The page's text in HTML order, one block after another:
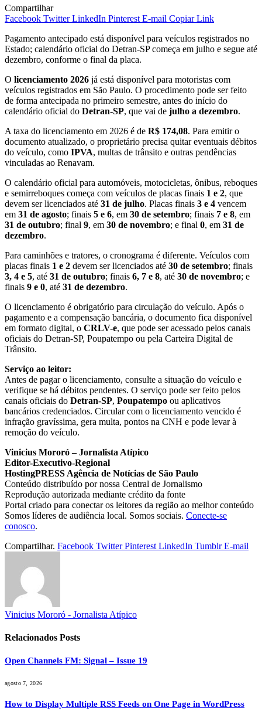
Compartilhar
Facebook Twitter LinkedIn Pinterest E-mail Copiar Link
Pagamento antecipado está disponível para veículos registrados no
Estado; calendário oficial do Detran-SP começa em julho e segue até
dezembro, conforme o final da placa.
O licenciamento 2026 já está disponível para motoristas com
veículos registrados em São Paulo. O procedimento pode ser feito
de forma antecipada no primeiro semestre, antes do início do
calendário oficial do Detran-SP, que vai de julho a dezembro.
A taxa do licenciamento em 2026 é de R$ 174,08. Para emitir o
documento atualizado, o proprietário precisa quitar eventuais débitos
do veículo, como IPVA, multas de trânsito e outras pendências
vinculadas ao Renavam.
O calendário oficial para automóveis, motocicletas, ônibus, reboques
e semirreboques começa com veículos de placas finais 1 e 2, que
devem ser licenciados até 31 de julho. Placas finais 3 e 4 vencem
em 31 de agosto; finais 5 e 6, em 30 de setembro; finais 7 e 8, em
31 de outubro; final 9, em 30 de novembro; e final 0, em 31 de
dezembro.
Para caminhões e tratores, o cronograma é diferente. Veículos com
placas finais 1 e 2 devem ser licenciados até 30 de setembro; finais
3, 4 e 5, até 31 de outubro; finais 6, 7 e 8, até 30 de novembro; e
finais 9 e 0, até 31 de dezembro.
O licenciamento é obrigatório para circulação do veículo. Após o
pagamento e a compensação bancária, o documento fica disponível
em formato digital, o CRLV-e, que pode ser acessado pelos canais
oficiais do Detran-SP, Poupatempo ou pela Carteira Digital de
Trânsito.
Serviço ao leitor:
Antes de pagar o licenciamento, consulte a situação do veículo e
verifique se há débitos pendentes. O serviço pode ser feito pelos
canais oficiais do Detran-SP, Poupatempo ou aplicativos
bancários credenciados. Circular com o licenciamento vencido é
infração gravíssima, gera multa, pontos na CNH e pode levar à
remoção do veículo.
Vinicius Mororó – Jornalista Atípico
Editor-Executivo-Regional
HostingPRESS Agência de Notícias de São Paulo
Conteúdo distribuído por nossa Central de Jornalismo
Reprodução autorizada mediante crédito da fonte
Portal criado para conectar os leitores da região ao melhor conteúdo
Somos líderes de audiência local. Somos sociais. Conecte-se
conosco.
Compartilhar. Facebook Twitter Pinterest LinkedIn Tumblr E-mail
Vinicius Mororó - Jornalista Atípico
Relacionados Posts
Open Channels FM: Signal – Issue 19
agosto 7, 2026
How to Display Multiple RSS Feeds on One Page in WordPress